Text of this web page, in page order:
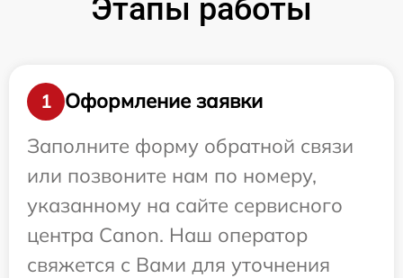
Этапы работы
1
Оформление заявки
Заполните форму обратной связи
или позвоните нам по номеру,
указанному на сайте сервисного
центра Canon. Наш оператор
свяжется с Вами для уточнения